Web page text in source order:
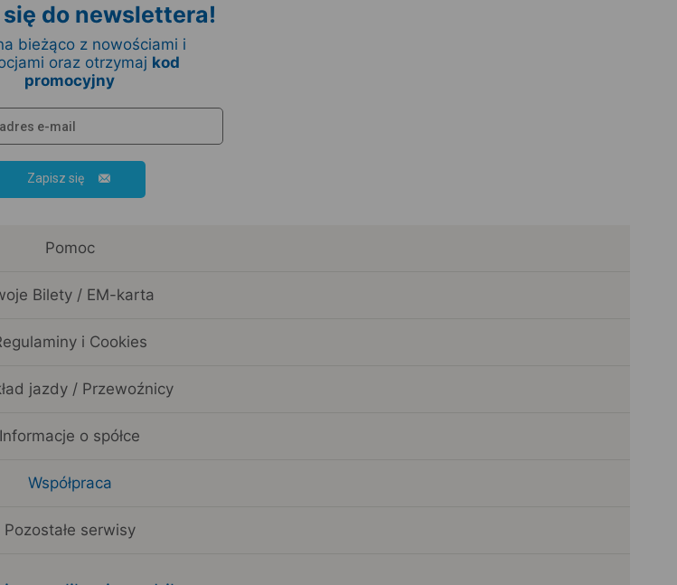
do newslettera!
bieżąco z nowościami i
oraz otrzymaj kod
promocyjny
Zapisz się
Pomoc
Bilety / EM-karta
i Cookies
jazdy / Przewoźnicy
Informacje o spółce
Współpraca
Pozostałe serwisy